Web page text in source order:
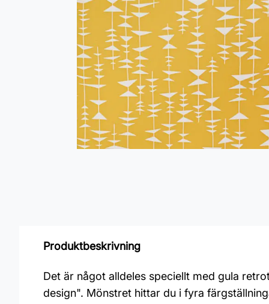
Produktbeskrivning
Det är något alldeles speciellt med gula
design". Mönstret hittar du i fyra